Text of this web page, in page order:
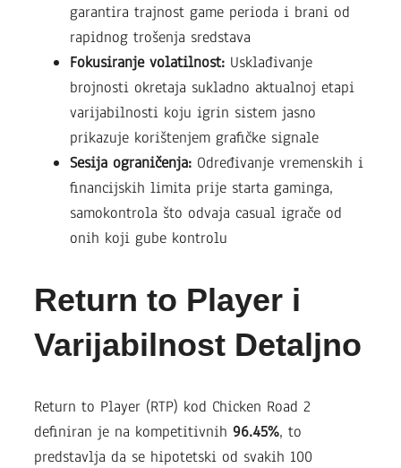
garantira trajnost game perioda i brani od
rapidnog trošenja sredstava
Fokusiranje volatilnost: Usklađivanje
brojnosti okretaja sukladno aktualnoj etapi
varijabilnosti koju igrin sistem jasno
prikazuje korištenjem grafičke signale
Sesija ograničenja: Određivanje vremenskih i
financijskih limita prije starta gaminga,
samokontrola što odvaja casual igrače od
onih koji gube kontrolu
Return to Player i
Varijabilnost Detaljno
Return to Player (RTP) kod Chicken Road 2
definiran je na kompetitivnih 96.45%, to
predstavlja da se hipotetski od svakih 100